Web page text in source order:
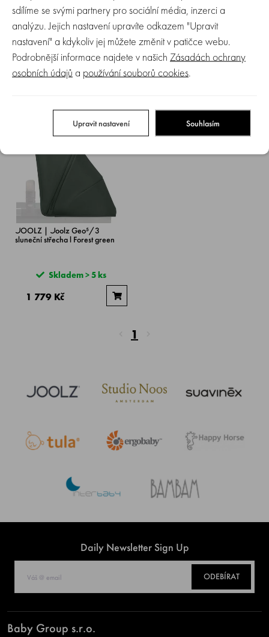
JOOLZ | Joolz Geo⁵/3
sluneční střecha l Sandy taupe
1 779 Kč
Joolz Geo⁵/3 sluneční střecha l
Dark Navy blue
1 779 Kč
JOOLZ | Joolz Geo⁵/3
sluneční střecha l Forest green
Skladem > 5 ks
1 779 Kč
1
Daily Newsletter Sign Up
ODEBÍRAT
Baby Group s.r.o.
sdílíme se svými partnery pro sociální média, inzerci a
analýzu. Jejich nastavení upravíte odkazem "Upravit
nastavení" a kdykoliv jej můžete změnit v patičce webu.
Podrobnější informace najdete v našich Zásadách ochrany
osobních údajů a používání souborů cookies.
Upravit nastavení Souhlasím